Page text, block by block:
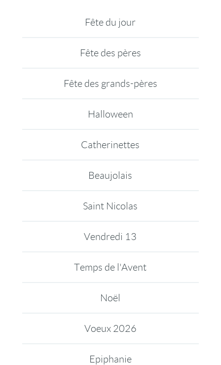
Fête du jour
Fête des pères
Fête des grands-pères
Halloween
Catherinettes
Beaujolais
Saint Nicolas
Vendredi 13
Temps de l'Avent
Noël
Voeux 2026
Epiphanie